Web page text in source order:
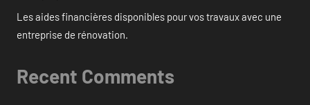
Les aides financières disponibles pour vos travaux avec une
entreprise de rénovation.
Recent Comments